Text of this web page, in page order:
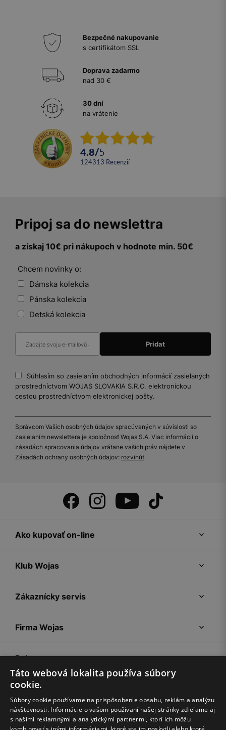
Bezpečné nakupovanie
s certifikátom SSL
Doprava zadarmo
nad 30 €
30 dní
na vrátenie
4.8/5
124313 recenzií
Pripoj sa do newslettra
a získaj 10€ pri nákupoch v hodnote min. 50€
Chcem novinky o:
Dámska kolekcia
Pánska kolekcia
Detská kolekcia
Súhlasím so zasielaním obchodných informácií zasielaných
prostredníctvom WOJAS SLOVAKIA S.R.O. elektronickou
cestou prostredníctvom elektronickej pošty.
Správcom Vašich osobných údajov spracúvaných v súvislosti so
zasielaním newslettera je spoločnosť Wojas S.A. Viac informácií o
zásadách spracovania údajov vrátane vašich práv nájdete v
Zásadách ochrany osobných údajov: rozvinúť
Ako kupovať on-line
Klub Wojas
Zákaznícky servis
Firma Wojas
Pokyny
Táto webová lokalita používa súbory
cookie.
Súbory cookie používame na prispôsobenie obsahu, reklám a analýzu
návštevnosti. Informácie o vašom používaní našej stránky zdieľame aj
s našimi reklamnými a analytickými partnermi, ktorí ich môžu